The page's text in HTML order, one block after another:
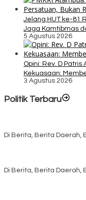
Jelang HUT ke-81
Jaga Kamtibmas
5 Agustus 2026
Opini: Rev. D
Kekuasaan:
3 Agustus 2026
Politik Terbaru
Di Berita, Berita Daerah,
Di Berita, Berita Daerah,